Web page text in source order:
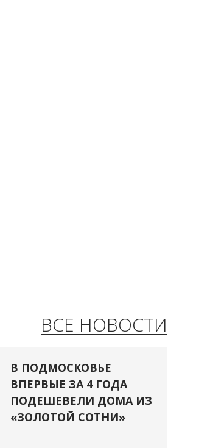
ВСЕ НОВОСТИ
В ПОДМОСКОВЬЕ
ВПЕРВЫЕ ЗА 4 ГОДА
ПОДЕШЕВЕЛИ ДОМА ИЗ
«ЗОЛОТОЙ СОТНИ»